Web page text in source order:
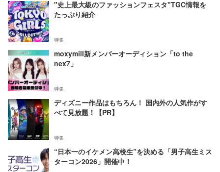
"史上最大級のファッションフェスタ"TGC情報を
たっぷり紹介
特集
moxymill新メンバーオーディション「to the
nex7」
特集
ディズニー作品はもちろん！ 国内外の人気作がす
べて見放題！【PR】
特集
“日本一のイケメン高校生”を決める「男子高生ミス
ターコン2026」開催中！